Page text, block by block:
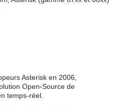
Asterisk en 2006,
Open-Source de
temps-réel.